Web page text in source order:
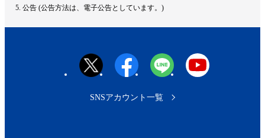
へ
公告 (公告方法は、電子公告としています。)
SNSアカウント一覧